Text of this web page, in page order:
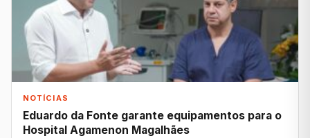
NOTÍCIAS
Eduardo da Fonte garante equipamentos para o
Hospital Agamenon Magalhães